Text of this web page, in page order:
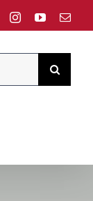
FacebookInstagramYouTube